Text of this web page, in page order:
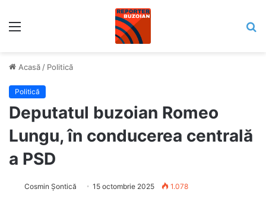
Acasă / Politică
Politică
Deputatul buzoian Romeo
Lungu, în conducerea centrală
a PSD
Cosmin Șontică 15 octombrie 2025 1.078